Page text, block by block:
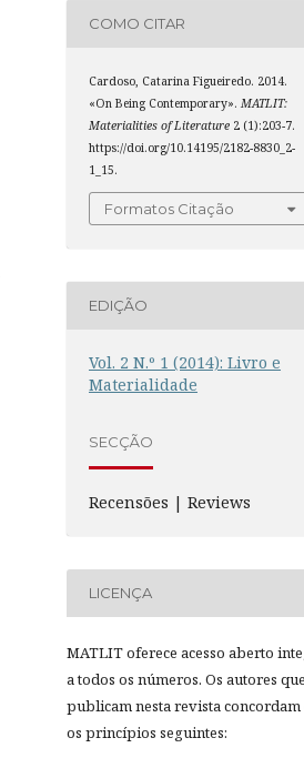
COMO CITAR
Cardoso, Catarina Figueiredo. 2014.
«On Being Contemporary».MATLIT:
Materialities of Literature 2 (1):203-7.
https://doi.org/10.14195/2182-8830_2-
1_15.
Formatos Citação
EDIÇÃO
Vol. 2 N.º 1 (2014): Livro e
Materialidade
SECÇÃO
Recensões | Reviews
LICENÇA
MATLIT oferece acesso aberto
a todos os números. Os autores que
publicam nesta revista concordam
os princípios seguintes: